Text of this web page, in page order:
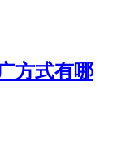
方式有哪